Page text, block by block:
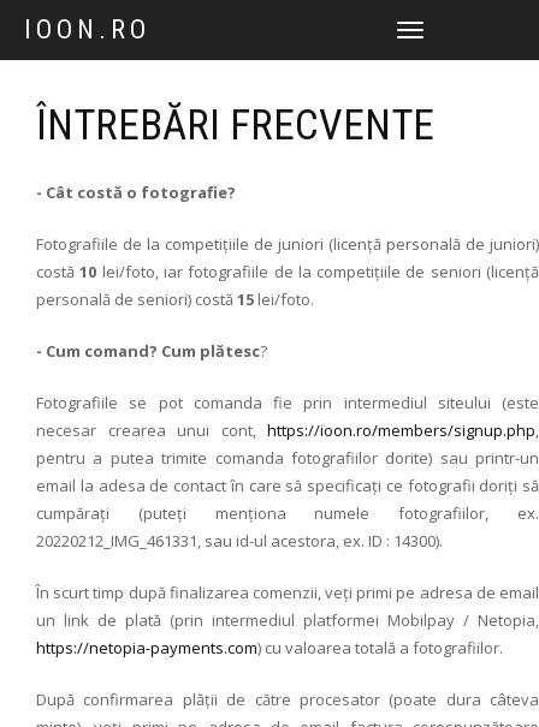
IOON.RO
TOGGLE
ÎNTREBĂRI FRECVENTE
- Cât costă o fotografie?
Fotografiile de la competițiile de juniori (licență personală de juniori)
costă10 lei/foto, iar fotografiile de la competițiile de seniori (licență
personală de seniori) costă15 lei/foto.
- Cum comand? Cum plătesc?
Fotografiile se pot comanda fie prin intermediul siteului (este
necesar crearea unui cont, https://ioon.ro/members/signup.php,
pentru a putea trimite comanda fotografiilor dorite) sau printr-un
email la adesa de contact în care să specificați ce fotografii doriți să
cumpărați (puteți menționa numele fotografiilor, ex.
20220212_IMG_461331, sau id-ul acestora, ex. ID : 14300).
În scurt timp după finalizarea comenzii, veți primi pe adresa de email
un link de plată (prin intermediul platformei Mobilpay / Netopia,
https://netopia-payments.com) cu valoarea totală a fotografiilor.
După confirmarea plății de către procesator (poate dura câteva